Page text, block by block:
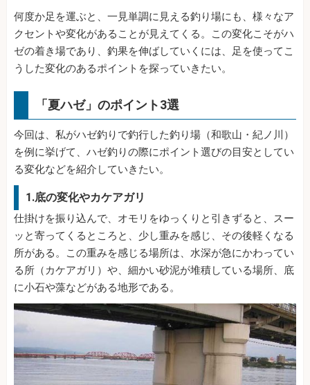
何度か足を運ぶと、一見単調に見える釣り場にも、様々なア
クセントや変化があることが見えてくる。この変化こそがハ
ゼの着き場であり、釣果を伸ばしていくには、足を使ってこ
うした変化のあるポイントを探っていきたい。
「夏ハゼ」のポイント3選
今回は、私がハゼ釣りで釣行した釣り場（和歌山・紀ノ川）
を例に挙げて、ハゼ釣りの際にポイント選びの目安としてい
る変化などを紹介していきたい。
1.底の変化やカケアガリ
仕掛けを振り込んで、オモリをゆっくりと引きずると、スー
ッと寄ってくるところと、少し重みを感じ、その後軽くなる
所がある。この重みを感じる場所は、水深が急にかわってい
る所（カケアガリ）や、細かい砂泥が堆積している場所、底
に小石や藻などがある地形である。